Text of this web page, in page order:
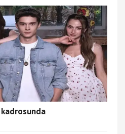
kadrosunda